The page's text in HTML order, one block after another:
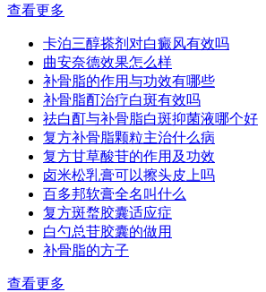
查看更多
卡泊三醇搽剂对白癜风有效吗
曲安奈德效果怎么样
补骨脂的作用与功效有哪些
补骨脂酊治疗白斑有效吗
祛白酊与补骨脂白斑抑菌液哪个好
复方补骨脂颗粒主治什么病
复方甘草酸苷的作用及功效
卤米松乳膏可以擦头皮上吗
百多邦软膏全名叫什么
复方斑蝥胶囊适应症
白勺总苷胶囊的做用
补骨脂的方子
查看更多